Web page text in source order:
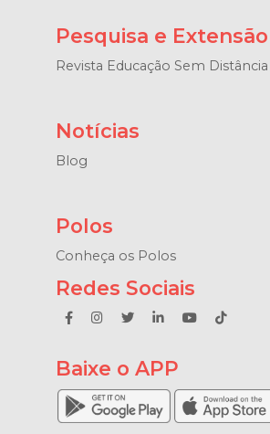
Pesquisa e Extensão
Revista Educação Sem Distância
Notícias
Blog
Polos
Conheça os Polos
Redes Sociais
Baixe o APP